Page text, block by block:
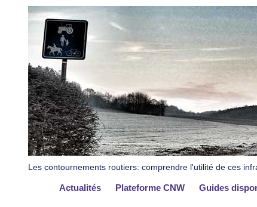
Les contournements routiers: comprendre l'utilité de ces
Actualités Plateforme CNW Guides